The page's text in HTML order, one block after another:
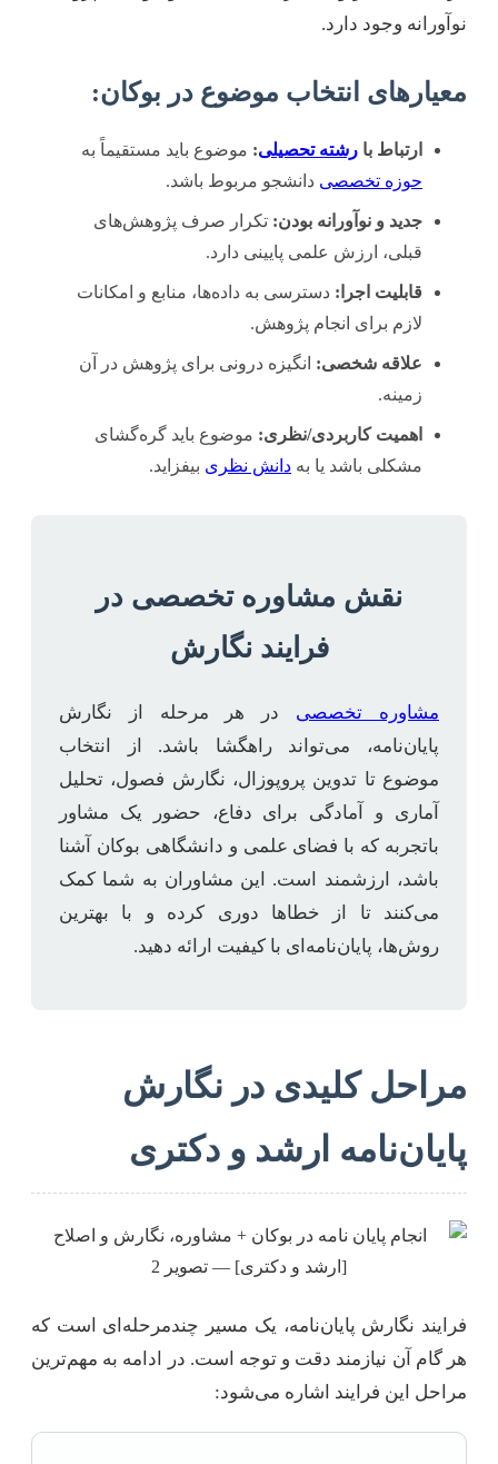
نوآورانه وجود دارد.
معیارهای انتخاب موضوع در بوکان:
ارتباط با رشته تحصیلی: موضوع باید مستقیماً به
حوزه تخصصی دانشجو مربوط باشد.
جدید و نوآورانه بودن: تکرار صرف پژوهش‌های
قبلی، ارزش علمی پایینی دارد.
قابلیت اجرا: دسترسی به داده‌ها، منابع و امکانات
لازم برای انجام پژوهش.
علاقه شخصی: انگیزه درونی برای پژوهش در آن
زمینه.
اهمیت کاربردی/نظری: موضوع باید گره‌گشای
مشکلی باشد یا به دانش نظری بیفزاید.
نقش مشاوره تخصصی در
فرایند نگارش
مشاوره تخصصی در هر مرحله از نگارش
پایان‌نامه، می‌تواند راهگشا باشد. از انتخاب
موضوع تا تدوین پروپوزال، نگارش فصول، تحلیل
آماری و آمادگی برای دفاع، حضور یک مشاور
باتجربه که با فضای علمی و دانشگاهی بوکان آشنا
باشد، ارزشمند است. این مشاوران به شما کمک
می‌کنند تا از خطاها دوری کرده و با بهترین
روش‌ها، پایان‌نامه‌ای با کیفیت ارائه دهید.
مراحل کلیدی در نگارش
پایان‌نامه ارشد و دکتری
فرایند نگارش پایان‌نامه، یک مسیر چندمرحله‌ای است که
هر گام آن نیازمند دقت و توجه است. در ادامه به مهم‌ترین
مراحل این فرایند اشاره می‌شود: